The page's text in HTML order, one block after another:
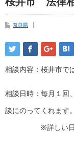
奈良県
相談内容：桜井市で
相談日時：毎月１回
談にのってくれます。
※詳しい日程に